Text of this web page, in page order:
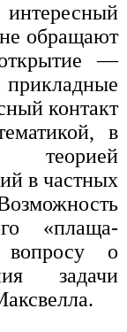
обращают
—
прикладные
контакт
в
в частных
«плаща-
вопросу о
задачи